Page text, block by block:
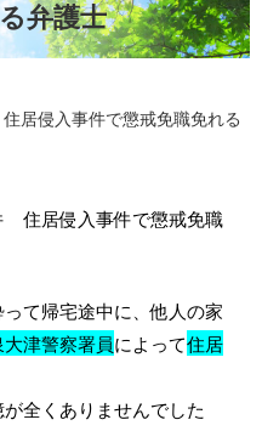
弁護士
居侵入事件で懲戒免職免れる
住居侵入事件で懲戒免職
って帰宅途中に、他人の家
大津警察署員によって住居
全くありませんでした